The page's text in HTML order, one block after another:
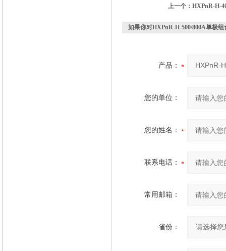
上一个： HXPnR-H-
如果你对HXPnR-H-500/800A单极组
产品：
您的单位：
您的姓名：
联系电话：
常用邮箱：
省份：